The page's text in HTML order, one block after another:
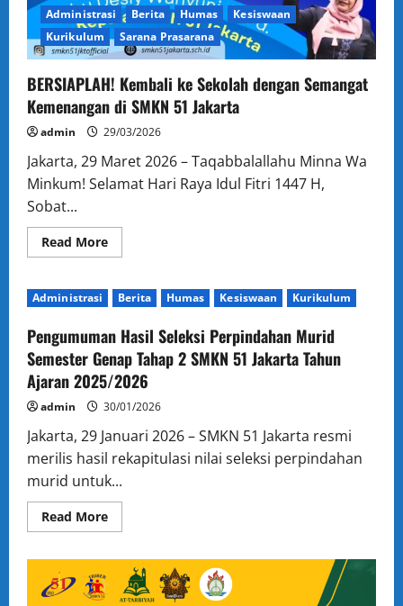
Administrasi Berita Humas
Kesiswaan
Kurikulum
Sarana Prasarana
BERSIAPLAH! Kembali ke Sekolah dengan Semangat
Kemenangan di SMKN 51 Jakarta
admin 29/03/2026
Jakarta, 29 Maret 2026 – Taqabbalallahu Minna Wa
Minkum! Selamat Hari Raya Idul Fitri 1447 H,
Sobat...
Read MoreRead
more
Kembali
ke
dengan
Semangat
Kemenangan
di
SMKN
51
Jakarta
Administrasi Berita Humas Kesiswaan Kurikulum
Pengumuman Hasil Seleksi Perpindahan Murid
Semester Genap Tahap 2 SMKN 51 Jakarta Tahun
Ajaran 2025/2026
admin 30/01/2026
Jakarta, 29 Januari 2026 – SMKN 51 Jakarta resmi
merilis hasil rekapitulasi nilai seleksi perpindahan
murid untuk...
Read MoreRead
more
Hasil
Seleksi
Perpindahan